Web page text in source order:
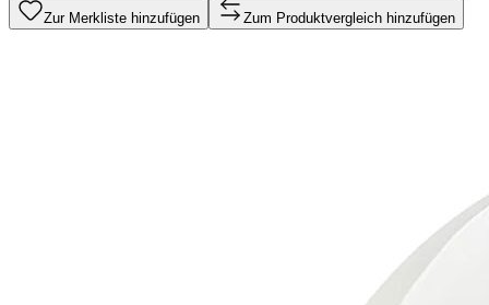
Zur Merkliste hinzufügen Zum Produktvergleich hinzufügen